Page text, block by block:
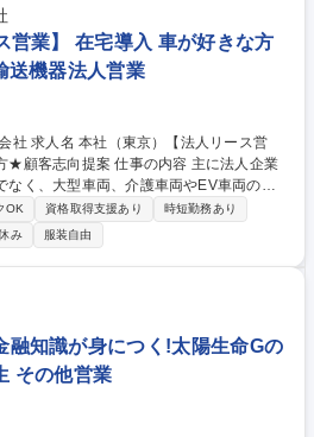
営業】 在宅導入 車が好きな方
送機器法人営業
ース営
事の内容 主に法人企業
なく、大型車両、介護車両やEV車両のリ
ートリースの法人営業をご担当いただきま
業：最適なリースシステムの設計・提案
ロー、契約継続の商談※三菱グループを始
。入社後は原則として既存の顧客を担当
募集職種 本社（東京）
★車が好きな方★顧客志向提案
OK 資格取得支援あり
時短勤務あり
み 服装自由
融知識が身につく!太陽生命Gの
その他営業